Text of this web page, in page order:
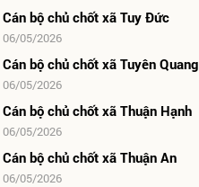
Cán bộ chủ chốt xã Tuy Đức
06/05/2026
Cán bộ chủ chốt xã Tuyên Quang
06/05/2026
Cán bộ chủ chốt xã Thuận Hạnh
06/05/2026
Cán bộ chủ chốt xã Thuận An
06/05/2026